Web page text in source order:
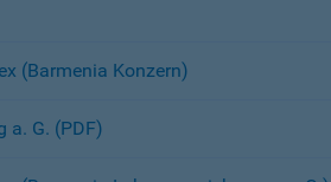
(Barmenia Konzern)
a. G. (PDF)